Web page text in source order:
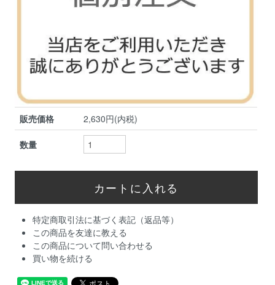
販売価格 2,630円(内税)
数量
特定商取引法に基づく表記（返品等）
この商品を友達に教える
この商品について問い合わせる
買い物を続ける